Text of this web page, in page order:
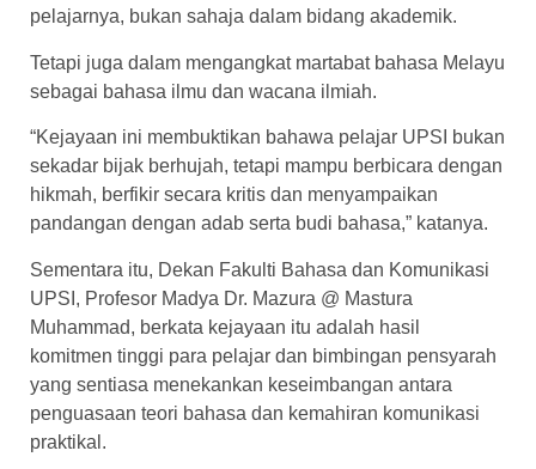
pelajarnya, bukan sahaja dalam bidang akademik.
Tetapi juga dalam mengangkat martabat bahasa Melayu
sebagai bahasa ilmu dan wacana ilmiah.
“Kejayaan ini membuktikan bahawa pelajar UPSI bukan
sekadar bijak berhujah, tetapi mampu berbicara dengan
hikmah, berfikir secara kritis dan menyampaikan
pandangan dengan adab serta budi bahasa,” katanya.
Sementara itu, Dekan Fakulti Bahasa dan Komunikasi
UPSI, Profesor Madya Dr. Mazura @ Mastura
Muhammad, berkata kejayaan itu adalah hasil
komitmen tinggi para pelajar dan bimbingan pensyarah
yang sentiasa menekankan keseimbangan antara
penguasaan teori bahasa dan kemahiran komunikasi
praktikal.